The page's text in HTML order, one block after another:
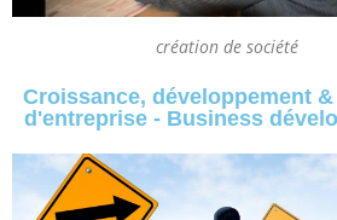
création de société
Croissance, développement
d'entreprise - Business